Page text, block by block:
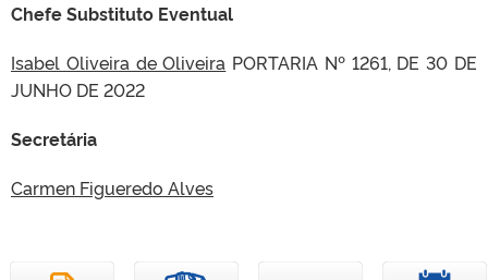
Chefe Substituto Eventual
Isabel Oliveira de Oliveira PORTARIA Nº 1261, DE 30 DE
JUNHO DE 2022
Secretária
Carmen Figueredo Alves